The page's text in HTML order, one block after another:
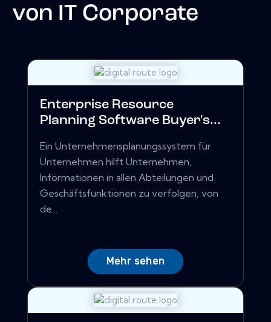
von IT Corporate
Enterprise Resource
Planning Software Buyer's...
Ein Unternehmensplanungssystem für
Unternehmen hilft Unternehmen,
Informationen in allen Abteilungen und
Geschäftsfunktionen zu verfolgen, von
de...
Mehr sehen